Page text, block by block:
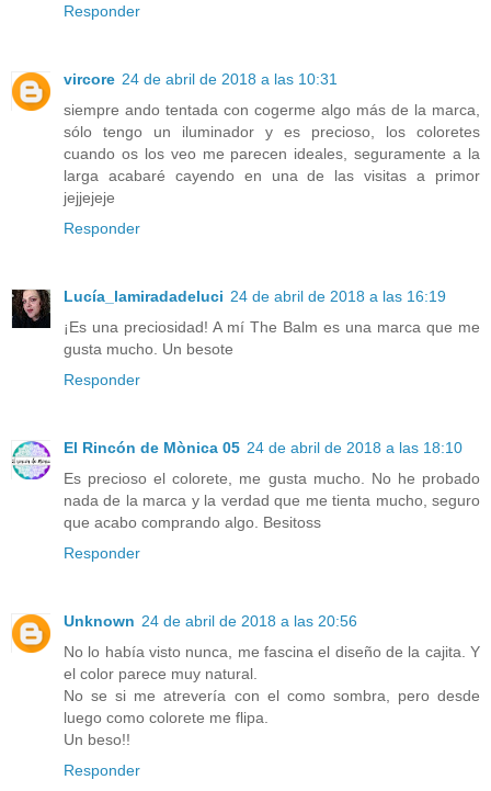
Responder
vircore 24 de abril de 2018 a las 10:31
siempre ando tentada con cogerme algo más de la marca,
sólo tengo un iluminador y es precioso, los coloretes
cuando os los veo me parecen ideales, seguramente a la
larga acabaré cayendo en una de las visitas a primor
jejjejeje
Responder
Lucía_lamiradadeluci 24 de abril de 2018 a las 16:19
¡Es una preciosidad! A mí The Balm es una marca que me
gusta mucho. Un besote
Responder
El Rincón de Mònica 05 24 de abril de 2018 a las 18:10
Es precioso el colorete, me gusta mucho. No he probado
nada de la marca y la verdad que me tienta mucho, seguro
que acabo comprando algo. Besitoss
Responder
Unknown 24 de abril de 2018 a las 20:56
No lo había visto nunca, me fascina el diseño de la cajita. Y
el color parece muy natural.
No se si me atrevería con el como sombra, pero desde
luego como colorete me flipa.
Un beso!!
Responder